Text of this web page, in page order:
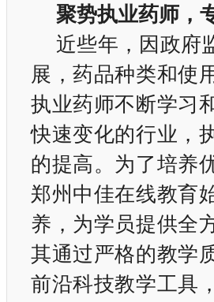
聚势执业药师，
近些年，因政府
展，药品种类和使
执业药师不断学习
快速变化的行业，
的提高。为了培养
郑州中佳在线教育
养，为学员提供全
其通过严格的教学
前沿科技教学工具